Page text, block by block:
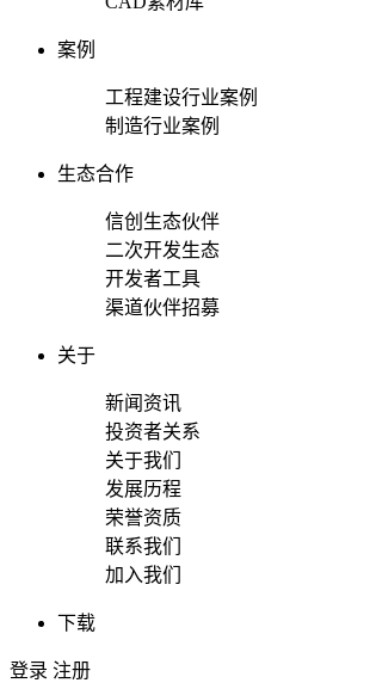
案例
工程建设行业案例
制造行业案例
生态合作
信创生态伙伴
二次开发生态
开发者工具
渠道伙伴招募
关于
新闻资讯
投资者关系
关于我们
发展历程
荣誉资质
联系我们
加入我们
下载
登录 注册